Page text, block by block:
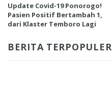
Update Covid-19 Ponorogo!
Pasien Positif Bertambah 1,
dari Klaster Temboro Lagi
BERITA TERPOPULER